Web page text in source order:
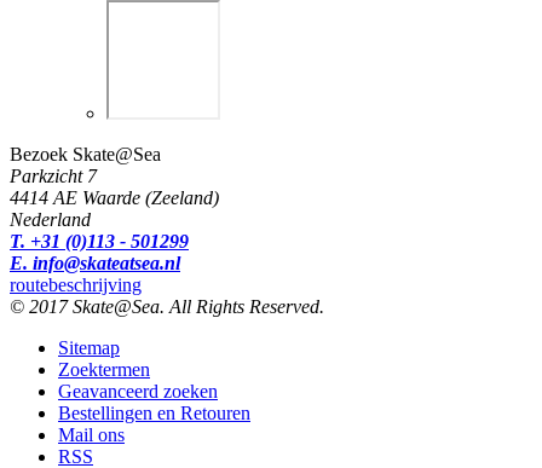
Bezoek Skate@Sea
Parkzicht 7
4414 AE Waarde (Zeeland)
Nederland
T. +31 (0)113 - 501299
E. info@skateatsea.nl
routebeschrijving
© 2017 Skate@Sea. All Rights Reserved.
Sitemap
Zoektermen
Geavanceerd zoeken
Bestellingen en Retouren
Mail ons
RSS